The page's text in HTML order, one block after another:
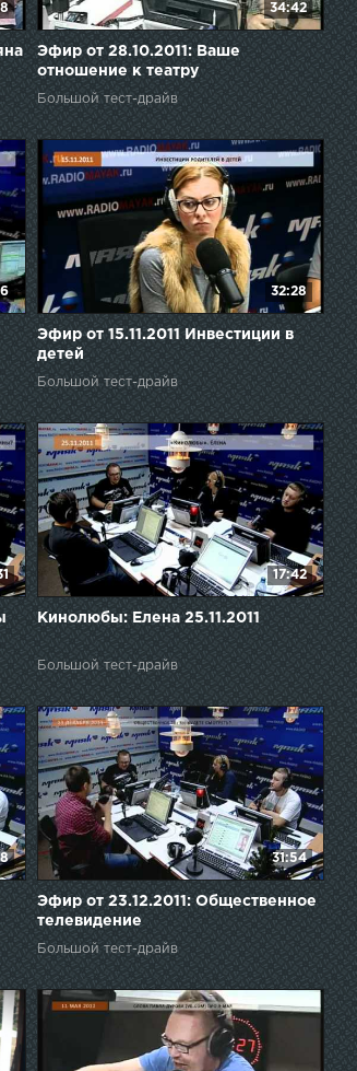
34:42
Эфир от 28.10.2011: Ваше
отношение к театру
Большой тест-драйв
32:28
Эфир от 15.11.2011 Инвестиции в
детей
Большой тест-драйв
17:42
Кинолюбы: Елена 25.11.2011
Большой тест-драйв
31:54
Эфир от 23.12.2011: Общественное
телевидение
Большой тест-драйв